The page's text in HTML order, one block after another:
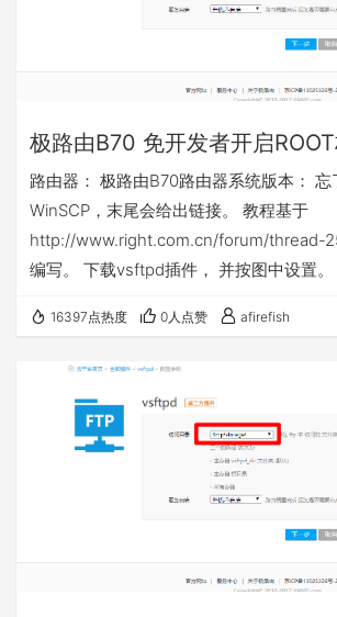
路由器： 极路由B70路由器系统版本： 忘
WinSCP，末尾会给出链接。 教程基于
http://www.right.com.cn/forum/thread-
编写。 下载vsftpd插件， 并按图中设置。
文件拖入图中位置。 下载定时重播插件
16397点热度 0人点赞 afirefish